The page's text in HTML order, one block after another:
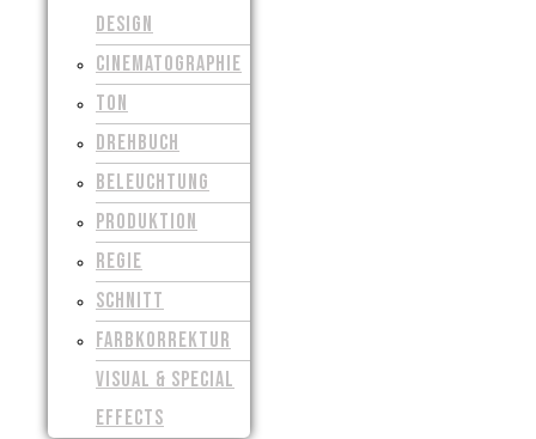
DESIGN
CINEMATOGRAPHIE
TON
DREHBUCH
BELEUCHTUNG
PRODUKTION
REGIE
SCHNITT
FARBKORREKTUR
VISUAL & SPECIAL
EFFECTS